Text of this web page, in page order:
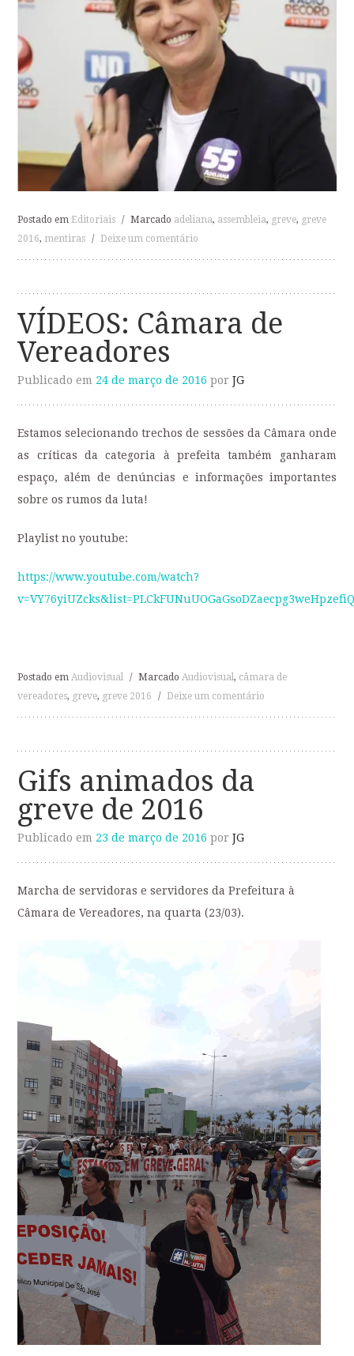
Postado em Editoriais / Marcado adeliana, assembleia, greve, greve
2016, mentiras / Deixe um comentário
VÍDEOS: Câmara de
Vereadores
Publicado em 24 de março de 2016 porJG
Estamos selecionando trechos de sessões da Câmara onde
as críticas da categoria à prefeita também ganharam
espaço, além de denúncias e informações importantes
sobre os rumos da luta!
Playlist no youtube:
https://www.youtube.com/watch?
Postado emAudiovisual / MarcadoAudiovisual, câmara de
vereadores, greve, greve 2016 / Deixe um comentário
Gifs animados da
greve de 2016
Publicado em 23 de março de 2016 porJG
Marcha de servidoras e servidores da Prefeitura à
Câmara de Vereadores, na quarta (23/03).